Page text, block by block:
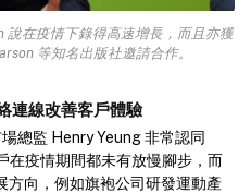
說在疫情下錄得高速增長，而且亦獲
等知名出版社邀請合作。
連線改善客戶體驗
總監 Henry Yeung 非常認同
在疫情期間都未有放慢腳步，而
方向，例如旗袍公司研發運動產